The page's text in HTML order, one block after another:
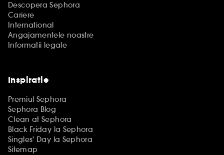
Descopera Sephora
Cariere
International
Angajamentele noastre
Informatii legale
Inspiratie
Premiul Sephora
Sephora Blog
Clean at Sephora
Black Friday la Sephora
Singles' Day la Sephora
Sitemap